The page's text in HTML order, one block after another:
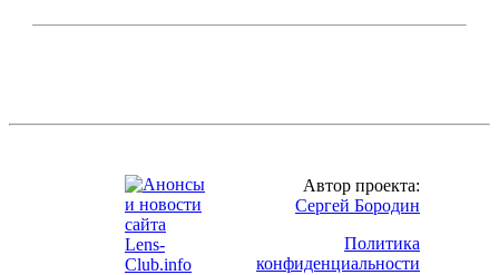
Автор проекта:
Сергей Бородин
Политика
конфиденциальности